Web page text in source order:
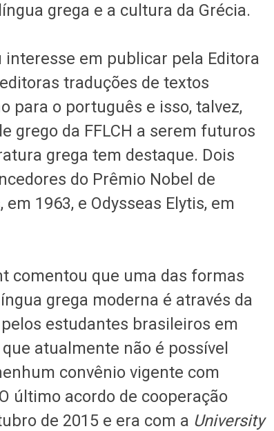
grega e a cultura da Grécia.
em publicar pela Editora
traduções de textos
para o português e isso, talvez,
grego da FFLCH a serem futuros
grega tem destaque. Dois
do Prêmio Nobel de
1963, e Odysseas Elytis, em
comentou que uma das formas
grega moderna é através da
estudantes brasileiros em
atualmente não é possível
convênio vigente com
último acordo de cooperação
de 2015 e era com a University